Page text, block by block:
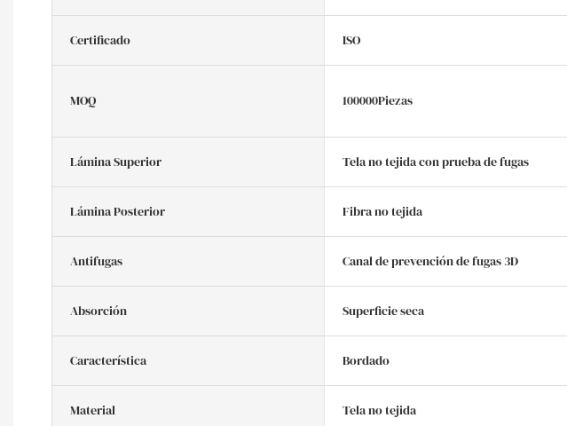
Certificado ISO
MOQ 100000Piezas
Lámina Superior Tela no tejida con prueba de fugas
Lámina Posterior Fibra no tejida
Antifugas Canal de prevención de fugas 3D
Absorción Superficie seca
Característica Bordado
Material Tela no tejida